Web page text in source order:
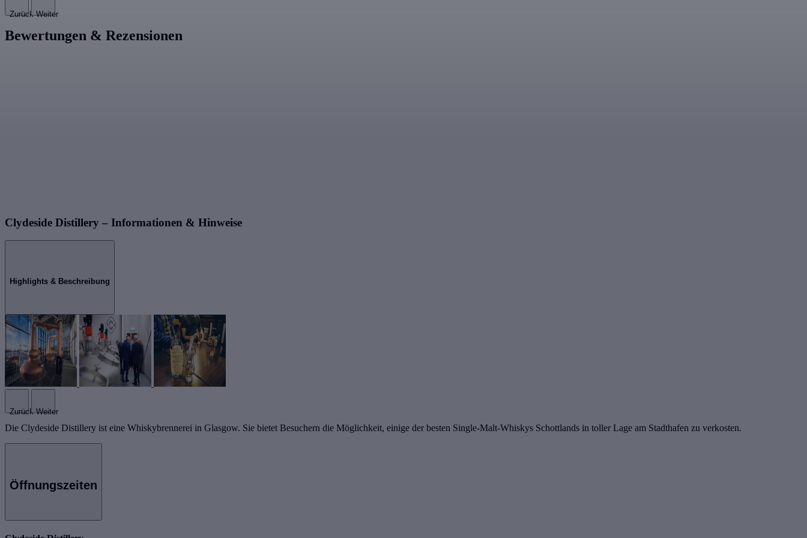
Zurück Weiter
Bewertungen & Rezensionen
Clydeside Distillery – Informationen & Hinweise
Highlights & Beschreibung
Zurück Weiter
Die Clydeside Distillery ist eine Whiskybrennerei in Glasgow. Sie bietet Besuchern die Möglichkeit, einige der besten Single-Malt-Whiskys Schottlands in toller Lage am Stadthafen zu verkosten.
Öffnungszeiten